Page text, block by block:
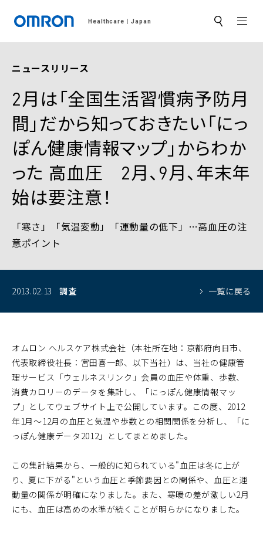
Healthcare Japan サ
ト
ニュースリリース
2月は「全国生活習慣病予防月
間」だから知っておきたい「にっ
ぽん健康情報マップ」からわか
った 高血圧 2月、9月、年末年
始は要注意！
「寒さ」「気温変動」「運動量の低下」…高血圧の注
意ポイント
2013.02.13 調査 一覧に戻る
オムロン ヘルスケア株式会社（本社所在地：京都府向日市、
代表取締役社長：宮田喜一郎、以下当社）は、当社の健康管
理サービス「ウェルネスリンク」会員の血圧や体重、歩数、
消費カロリーのデータを集計し、「にっぽん健康情報マッ
プ」としてウェブサイト上で公開しています。この度、2012
年1月～12月の血圧と気温や歩数との相関関係を分析し、「に
っぽん健康データ2012」としてまとめました。
この集計結果から、一般的に知られている"血圧は冬に上が
り、夏に下がる"という血圧と季節要因との関係や、血圧と運
動量の関係が明確になりました。また、寒暖の差が激しい2月
にも、血圧は高めの水準が続くことが明らかになりました。